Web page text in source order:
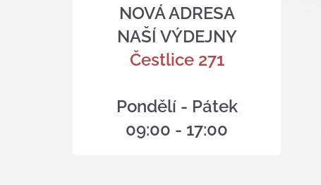
NOVÁ ADRESA
NAŠÍ VÝDEJNY
Čestlice 271
Pondělí - Pátek
09:00 - 17:00